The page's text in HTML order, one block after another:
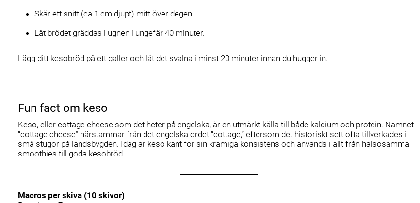
Skär ett snitt (ca 1 cm djupt) mitt över degen.
Låt brödet gräddas i ugnen i ungefär 40 minuter.
Lägg ditt kesobröd på ett galler och låt det svalna i minst 20 minuter innan du hugger in.
Fun fact om keso
Keso, eller cottage cheese som det heter på engelska, är en utmärkt källa till både kalcium och protein. Namnet
“cottage cheese” härstammar från det engelska ordet “cottage,” eftersom det historiskt sett ofta tillverkades i
små stugor på landsbygden. Idag är keso känt för sin krämiga konsistens och används i allt från hälsosamma
smoothies till goda kesobröd.
Macros per skiva (10 skivor)